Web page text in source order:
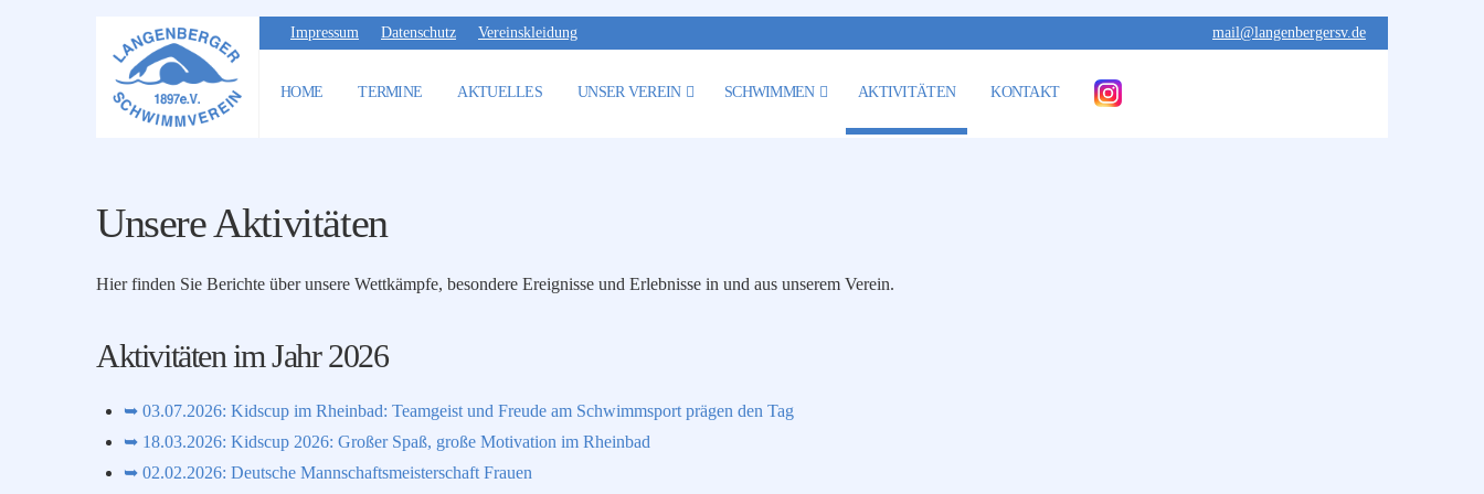
Impressum Datenschutz Vereinskleidung mail@langenbergersv.de
HOME TERMINE AKTUELLES UNSER VEREIN SCHWIMMEN AKTIVITÄTEN KONTAKT
Unsere Aktivitäten
Home Unsere Aktivitäten
Unsere Aktivitäten
Hier finden Sie Berichte über unsere Wettkämpfe, besondere Ereignisse und Erlebnisse in und aus unserem Verein.
Aktivitäten im Jahr 2026
➥ 03.07.2026: Kidscup im Rheinbad: Teamgeist und Freude am Schwimmsport prägen den Tag
➥ 18.03.2026: Kidscup 2026: Großer Spaß, große Motivation im Rheinbad
➥ 02.02.2026: Deutsche Mannschaftsmeisterschaft Frauen